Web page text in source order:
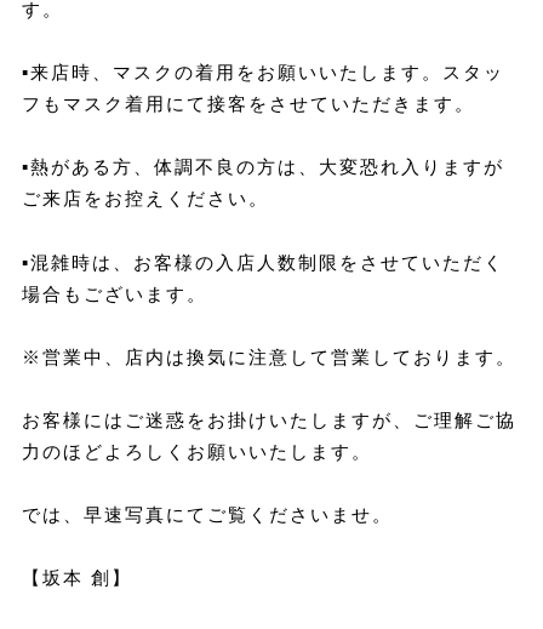
す。
▪︎来店時、マスクの着用をお願いいたします。スタッ
フもマスク着用にて接客をさせていただきます。
▪︎熱がある方、体調不良の方は、大変恐れ入りますが
ご来店をお控えください。
▪︎混雑時は、お客様の入店人数制限をさせていただく
場合もございます。
※営業中、店内は換気に注意して営業しております。
お客様にはご迷惑をお掛けいたしますが、ご理解ご協
力のほどよろしくお願いいたします。
では、早速写真にてご覧くださいませ。
【坂本 創】